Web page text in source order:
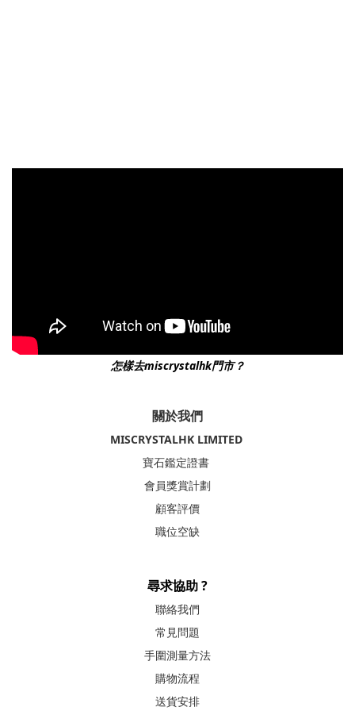
怎樣去miscrystalhk門市？
關於我們
MISCRYSTALHK LIMITED
寶石鑑定證書
會員獎賞計劃
顧客評價
職位空缺
尋求協助 ?
聯絡我們
常見問題
手圍測量方法
購物流程
送貨安排